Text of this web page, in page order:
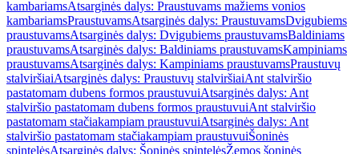
kambariamsAtsarginės dalys: Praustuvams mažiems vonios
kambariamsPraustuvamsAtsarginės dalys: PraustuvamsDvigubiems
praustuvamsAtsarginės dalys: Dvigubiems praustuvamsBaldiniams
praustuvamsAtsarginės dalys: Baldiniams praustuvamsKampiniams
praustuvamsAtsarginės dalys: Kampiniams praustuvamsPraustuvų
stalviršiaiAtsarginės dalys: Praustuvų stalviršiaiAnt stalviršio
pastatomam dubens formos praustuvuiAtsarginės dalys: Ant
stalviršio pastatomam dubens formos praustuvuiAnt stalviršio
pastatomam stačiakampiam praustuvuiAtsarginės dalys: Ant
stalviršio pastatomam stačiakampiam praustuvuiŠoninės
spintelėsAtsarginės dalys: Šoninės spintelėsŽemos šoninės